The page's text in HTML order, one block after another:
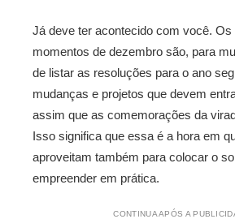
Já deve ter acontecido com você. Os
momentos de dezembro são, para
de listar as resoluções para o ano
mudanças e projetos que devem
assim que as comemorações da
Isso significa que essa é a hora em
aproveitam também para colocar o
empreender em prática.
CONTINUA APÓS A